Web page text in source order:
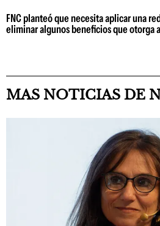
FNC planteó que necesita aplicar una
eliminar algunos beneficios que otorga
MAS NOTICIAS DE